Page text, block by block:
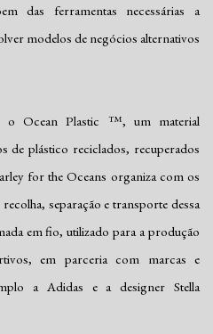
das ferramentas necessárias a
modelos de negócios alternativos
o Ocean Plastic ™, um material
de plástico reciclados, recuperados
for the Oceans organiza com os
separação e transporte dessa
em fio, utilizado para a produção
em parceria com marcas e
a Adidas e a designer Stella